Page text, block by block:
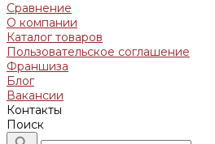
Сравнение
О компании
Каталог товаров
Пользовательское соглашение
Франшиза
Блог
Вакансии
Контакты
Поиск